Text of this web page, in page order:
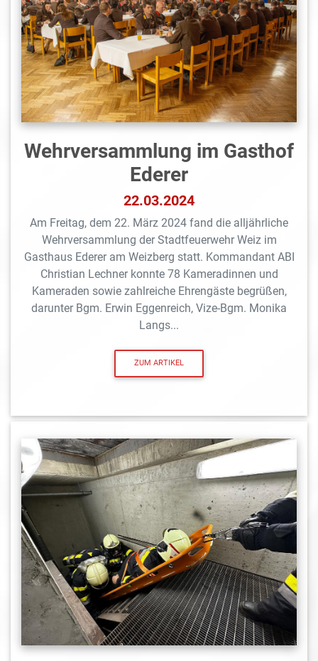
Wehrversammlung im Gasthof
Ederer
22.03.2024
Am Freitag, dem 22. März 2024 fand die alljährliche
Wehrversammlung der Stadtfeuerwehr Weiz im
Gasthaus Ederer am Weizberg statt. Kommandant ABI
Christian Lechner konnte 78 Kameradinnen und
Kameraden sowie zahlreiche Ehrengäste begrüßen,
darunter Bgm. Erwin Eggenreich, Vize-Bgm. Monika
Langs...
ZUM ARTIKEL